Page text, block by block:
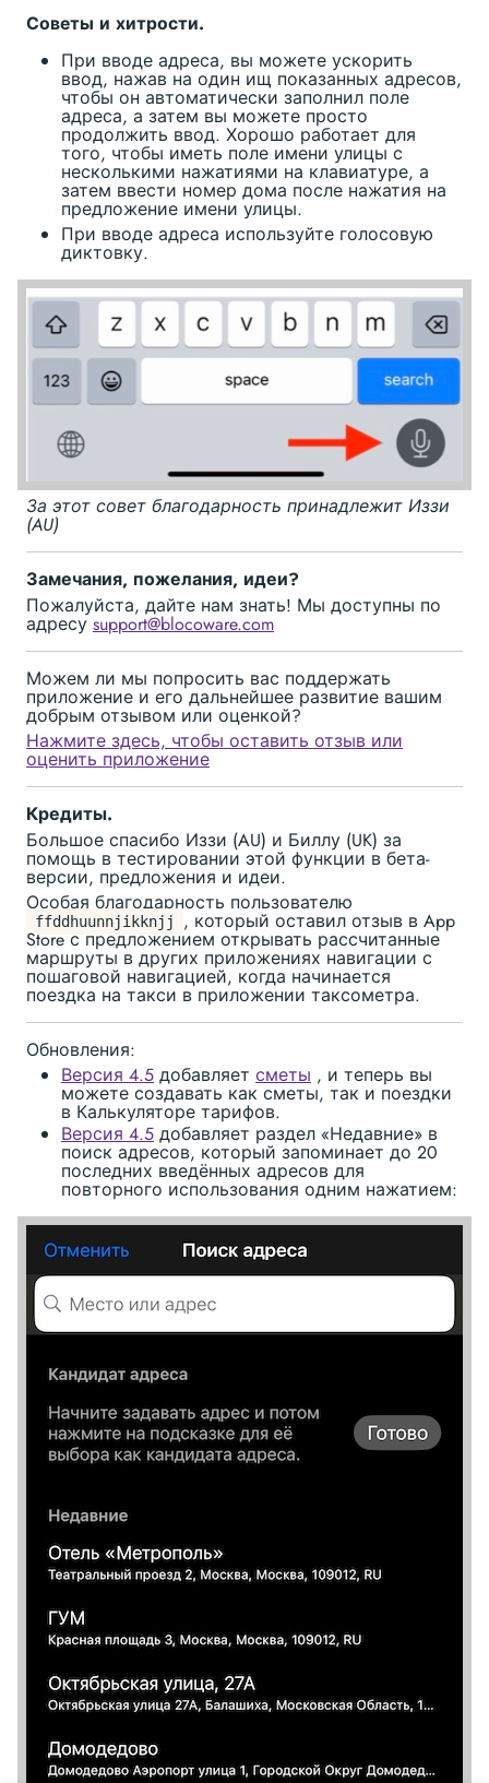
Советы и хитрости.
При вводе адреса, вы можете ускорить
ввод, нажав на один ищ показанных адресов,
чтобы он автоматически заполнил поле
адреса, а затем вы можете просто
продолжить ввод. Хорошо работает для
того, чтобы иметь поле имени улицы с
несколькими нажатиями на клавиатуре, а
затем ввести номер дома после нажатия на
предложение имени улицы.
При вводе адреса используйте голосовую
диктовку.
За этот совет благодарность принадлежит Иззи
(AU)
Замечания, пожелания, идеи?
Пожалуйста, дайте нам знать! Мы доступны по
адресу support@blocoware.com
Можем ли мы попросить вас поддержать
приложение и его дальнейшее развитие вашим
добрым отзывом или оценкой?
Нажмите здесь, чтобы оставить отзыв или
оценить приложение
Кредиты.
Большое спасибо Иззи (AU) и Биллу (UK) за
помощь в тестировании этой функции в бета-
версии, предложения и идеи.
Особая благодарность пользователю
ffddhuunnjikknjj , который оставил отзыв в App
Store с предложением открывать рассчитанные
маршруты в других приложениях навигации с
пошаговой навигацией, когда начинается
поездка на такси в приложении таксометра.
Обновления:
Версия 4.5 добавляет сметы , и теперь вы
можете создавать как сметы, так и поездки
в Калькуляторе тарифов.
Версия 4.5 добавляет раздел «Недавние» в
поиск адресов, который запоминает до 20
последних введённых адресов для
повторного использования одним нажатием: